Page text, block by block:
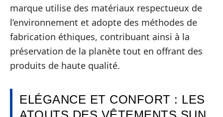
marque utilise des matériaux respectueux de
l’environnement et adopte des méthodes de
fabrication éthiques, contribuant ainsi à la
préservation de la planète tout en offrant des
produits de haute qualité.
ELÉGANCE ET CONFORT : LES